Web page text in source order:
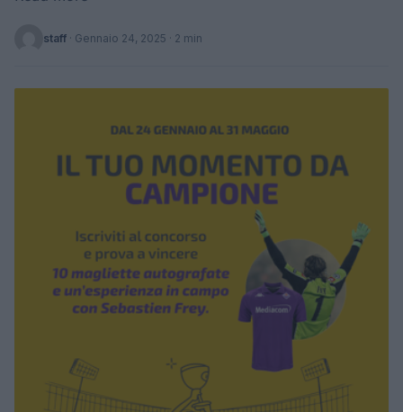
staff · Gennaio 24, 2025 · 2 min